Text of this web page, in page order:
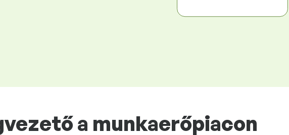
a munkaerőpiacon